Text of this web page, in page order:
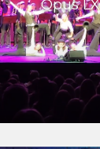
Opus LX